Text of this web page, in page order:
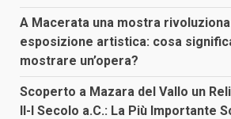
A Macerata una mostra
esposizione artistica: cosa
mostrare un’opera?
Scoperto a Mazara del Vallo un
II-I Secolo a.C.: La Più Importante